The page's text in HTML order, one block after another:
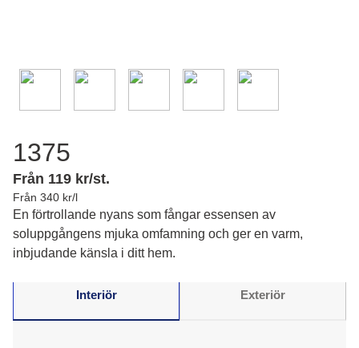
1375
Från 119 kr/st.
Från 340 kr/l
En förtrollande nyans som fångar essensen av
soluppgångens mjuka omfamning och ger en varm,
inbjudande känsla i ditt hem.
Interiör Exteriör